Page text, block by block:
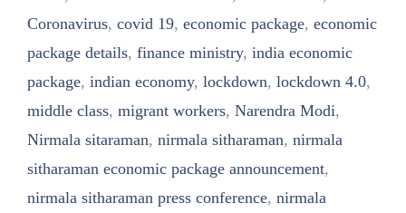
Coronavirus, covid 19, economic package, economic
package details, finance ministry, india economic
package, indian economy, lockdown, lockdown 4.0,
middle class, migrant workers, Narendra Modi,
Nirmala sitaraman, nirmala sitharaman, nirmala
sitharaman economic package announcement,
nirmala sitharaman press conference, nirmala